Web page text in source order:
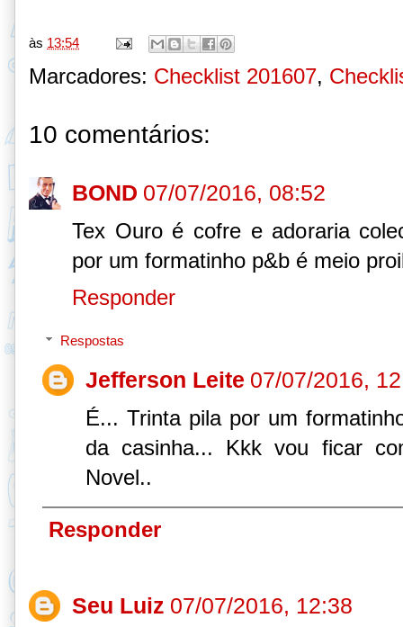
às 13:54
Marcadores: Checklist 201607,
10 comentários:
BOND 07/07/2016, 08:52
Tex Ouro é cofre e adoraria
por um formatinho p&b é meio
Responder
Respostas
Jefferson Leite 07/07/2016,
É... Trinta pila por um
da casinha... Kkk vou ficar
Novel..
Responder
Seu Luiz 07/07/2016, 12:38